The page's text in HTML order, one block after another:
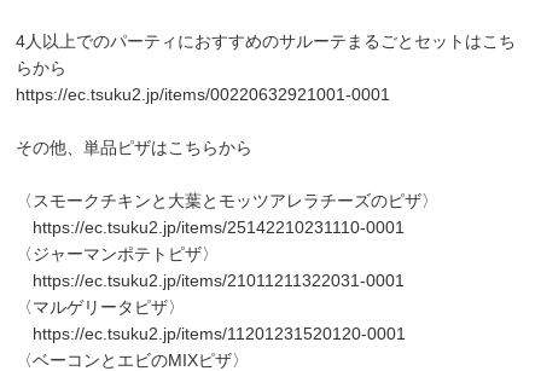
4人以上でのパーティにおすすめのサルーテまるごとセットはこち
らから
https://ec.tsuku2.jp/items/00220632921001-0001
その他、単品ピザはこちらから
〈スモークチキンと大葉とモッツアレラチーズのピザ〉
https://ec.tsuku2.jp/items/25142210231110-0001
〈ジャーマンポテトピザ〉
https://ec.tsuku2.jp/items/21011211322031-0001
〈マルゲリータピザ〉
https://ec.tsuku2.jp/items/11201231520120-0001
〈ベーコンとエビのMIXピザ〉